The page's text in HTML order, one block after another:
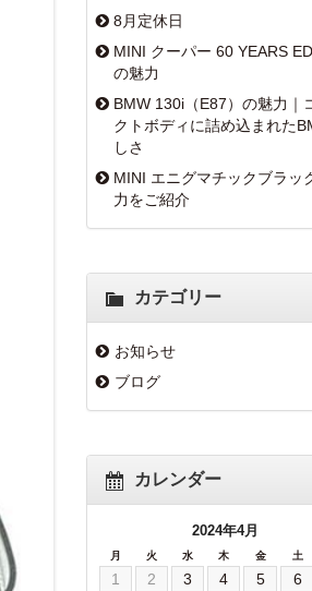
8月定休日
MINI クーパー 60 YEARS
の魅力
BMW 130i（E87）の魅力｜
クトボディに詰め込まれた
しさ
MINI エニグマチックブラッ
力をご紹介
カテゴリー
お知らせ
ブログ
カレンダー
2024年4月
月 火 水 木 金 土
1 2 3 4 5 6